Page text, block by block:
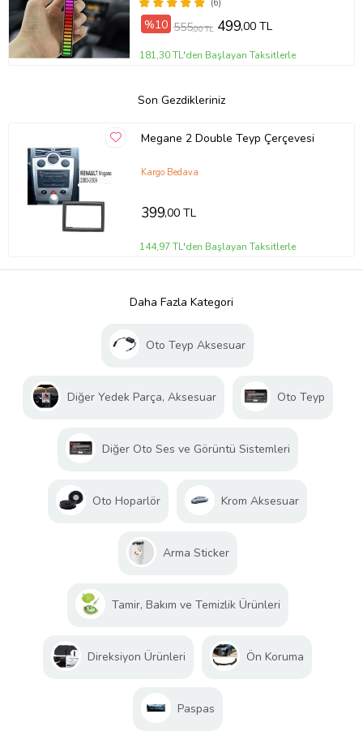
(6)
%10 555,00 TL 499,00 TL
181,30 TL'den Başlayan Taksitlerle
Son Gezdikleriniz
Megane 2 Double Teyp Çerçevesi
Kargo Bedava
399,00 TL
144,97 TL'den Başlayan Taksitlerle
Daha Fazla Kategori
Oto Teyp Aksesuar
Diğer Yedek Parça, Aksesuar Oto Teyp
Diğer Oto Ses ve Görüntü Sistemleri
Oto Hoparlör Krom Aksesuar
Arma Sticker
Tamir, Bakım ve Temizlik Ürünleri
Direksiyon Ürünleri Ön Koruma
Paspas